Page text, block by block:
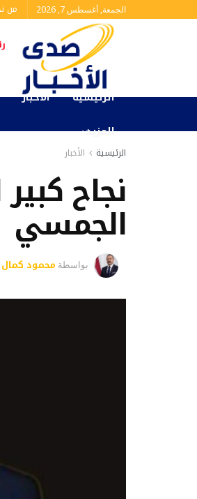
الجمعة, أغسطس 7, 2026 من
الرئيسية الأخبار
المزيد
الرئيسية الأخبار
نجاح
الجمسي
بواسطة محمود